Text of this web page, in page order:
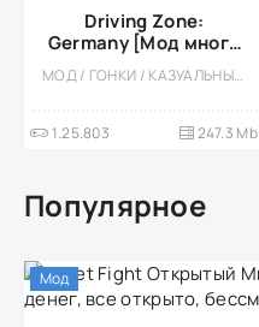
Driving Zone:
Germany [Мод много
денег]
МОД / ГОНКИ / КАЗУАЛЬНЫЕ / СТИЛИЗАЦИЯ / ОДНОПОЛЬЗОВАТЕЛЬСКИЕ / 3D / СИМУЛЯТОРЫ / ФИЗИКА / ОФЛАЙН / ВСТРОЕННЫЙ КЕШ
1.25.803 247.3 Mb
Популярное
Мод